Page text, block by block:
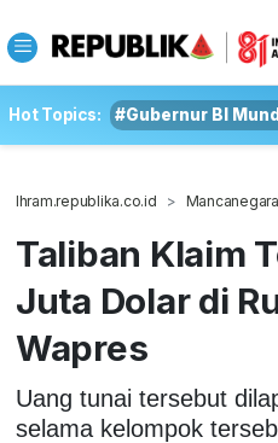
Hot Topics: #Gubernur BI
Ihram.republika.co.id Mancanegara
Taliban Klaim
Juta Dolar di
Wapres
Uang tunai tersebut
selama kelompok